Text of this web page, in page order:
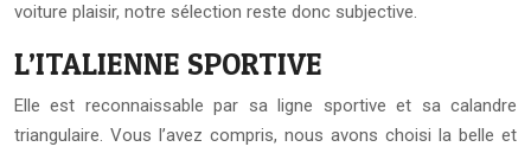
voiture plaisir, notre sélection reste donc subjective.
L’ITALIENNE SPORTIVE
Elle est reconnaissable par sa ligne sportive et sa calandre
triangulaire. Vous l’avez compris, nous avons choisi la belle et